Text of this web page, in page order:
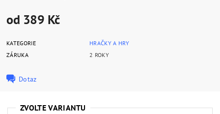
od 389 Kč
KATEGORIE
HRAČKY A HRY
ZÁRUKA
2 ROKY
Dotaz
ZVOLTE VARIANTU